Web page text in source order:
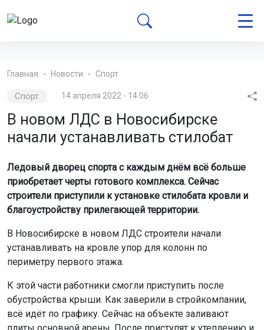
Главная Новости Спорт
Спорт 14 апреля 2022 - 14:06
В новом ЛДС в Новосибирске
начали устанавливать стилобат
Ледовый дворец спорта с каждым днём всё больше
приобретает черты готового комплекса. Сейчас
строители приступили к установке стилобата кровли и
благоустройству прилегающей территории.
В Новосибирске в новом ЛДС строители начали
устанавливать на кровле упор для колонн по
периметру первого этажа.
К этой части работники смогли приступить после
обустройства крыши. Как заверили в стройкомпании,
всё идёт по графику. Сейчас на объекте заливают